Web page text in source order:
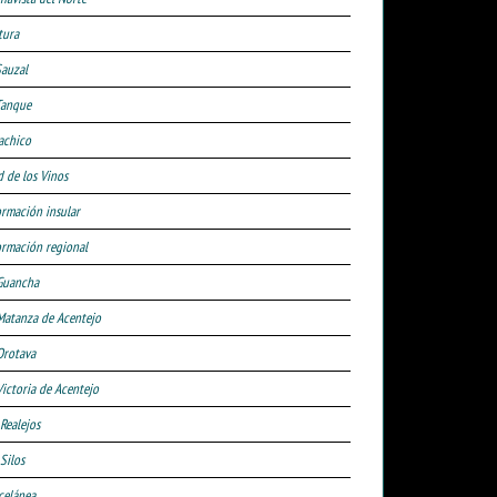
de los Vinos
insular
regional
de Acentejo
de Acentejo